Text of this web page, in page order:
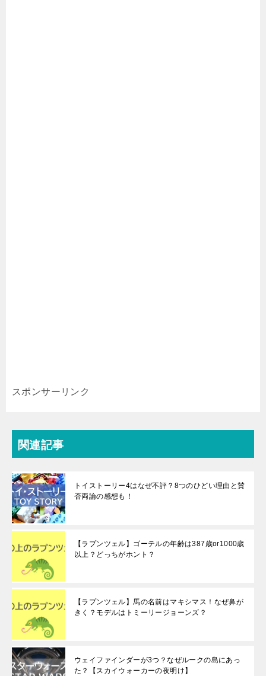
スポンサーリンク
関連記事
トイストーリー4はなぜ不評？8つのひどい理由と賛
否両論の感想も！
【ラプンツェル】ゴーテルの年齢は387歳or1000歳
以上？どっちがホント？
【ラプンツェル】馬の名前はマキシマス！なぜ鼻が
きく？モデルはトミーリージョーンズ？
ウェイファインダーが3つ？なぜルークの島にあっ
た？【スカイウォーカーの夜明け】